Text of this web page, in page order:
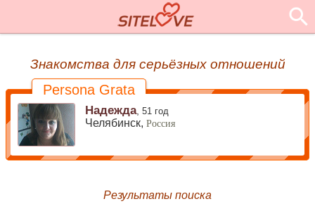
Знакомства для серьёзных отношений
Persona Grata
Надежда,51 год
Челябинск,Россия
Результаты поиска